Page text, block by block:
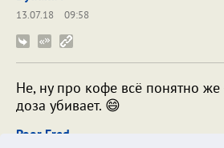
13.07.18
09:58
Не, ну про кофе всё понятно же
доза убивает. 😄
Poor Fred